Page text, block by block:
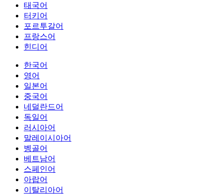
태국어
터키어
포르투갈어
프랑스어
힌디어
한국어
영어
일본어
중국어
네덜란드어
독일어
러시아어
말레이시아어
벵골어
베트남어
스페인어
아랍어
이탈리아어